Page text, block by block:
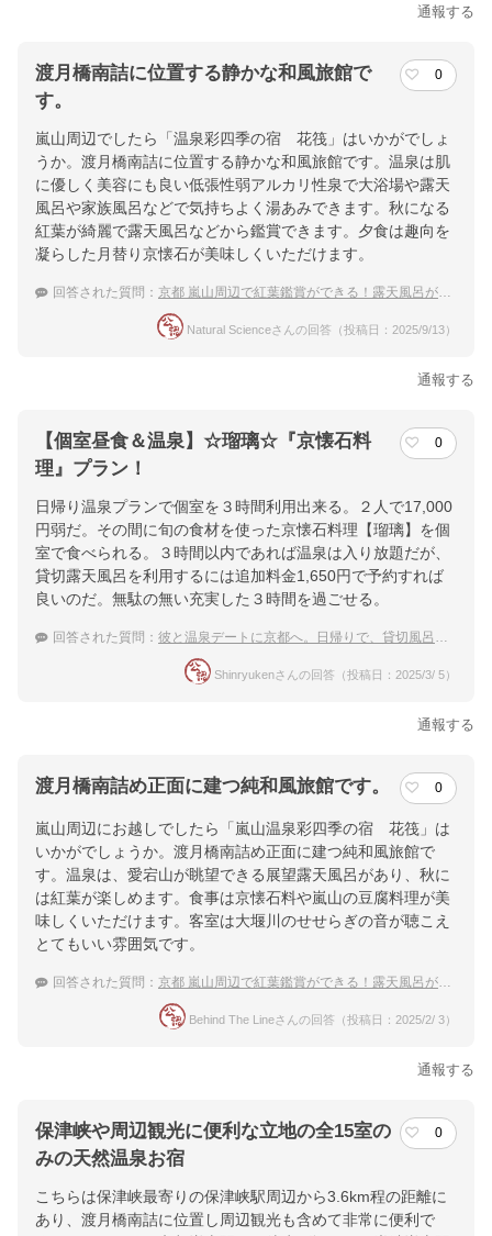
通報する
渡月橋南詰に位置する静かな和風旅館で
す。
0
嵐山周辺でしたら「温泉彩四季の宿 花筏」はいかがでしょ
うか。渡月橋南詰に位置する静かな和風旅館です。温泉は肌
に優しく美容にも良い低張性弱アルカリ性泉で大浴場や露天
風呂や家族風呂などで気持ちよく湯あみできます。秋になる
紅葉が綺麗で露天風呂などから鑑賞できます。夕食は趣向を
凝らした月替り京懐石が美味しくいただけます。
回答された質問： 京都 嵐山周辺で紅葉鑑賞ができる！露天風呂がある温泉宿
Natural Scienceさんの回答（投稿日：2025/9/13）
通報する
【個室昼食＆温泉】☆瑠璃☆『京懐石料
理』プラン！
0
日帰り温泉プランで個室を３時間利用出来る。２人で17,000
円弱だ。その間に旬の食材を使った京懐石料理【瑠璃】を個
室で食べられる。３時間以内であれば温泉は入り放題だが、
貸切露天風呂を利用するには追加料金1,650円で予約すれば
良いのだ。無駄の無い充実した３時間を過ごせる。
回答された質問： 彼と温泉デートに京都へ。日帰りで、貸切風呂のある温泉旅館を教えて！
Shinryukenさんの回答（投稿日：2025/3/ 5）
通報する
渡月橋南詰め正面に建つ純和風旅館です。 0
嵐山周辺にお越しでしたら「嵐山温泉彩四季の宿 花筏」は
いかがでしょうか。渡月橋南詰め正面に建つ純和風旅館で
す。温泉は、愛宕山が眺望できる展望露天風呂があり、秋に
は紅葉が楽しめます。食事は京懐石料や嵐山の豆腐料理が美
味しくいただけます。客室は大堰川のせせらぎの音が聴こえ
とてもいい雰囲気です。
回答された質問： 京都 嵐山周辺で紅葉鑑賞ができる！露天風呂がある温泉宿
Behind The Lineさんの回答（投稿日：2025/2/ 3）
通報する
保津峡や周辺観光に便利な立地の全15室の
みの天然温泉お宿
0
こちらは保津峡最寄りの保津峡駅周辺から3.6km程の距離に
あり、渡月橋南詰に位置し周辺観光も含めて非常に便利で